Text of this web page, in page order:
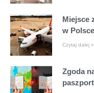
Miejsce
w
Czytaj dalej »
Zgoda